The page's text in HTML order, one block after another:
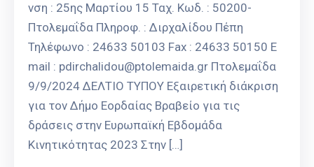
νση : 25ης Μαρτίου 15 Ταχ. Κωδ. : 50200-
Πτολεμαΐδα Πληροφ. : Διρχαλίδου Πέπη
Τηλέφωνο : 24633 50103 Fax : 24633 50150 E
mail : pdirchalidou@ptolemaida.gr Πτολεμαΐδα
9/9/2024 ΔΕΛΤΙΟ ΤΥΠΟΥ Εξαιρετική διάκριση
για τον Δήμο Εορδαίας Βραβείο για τις
δράσεις στην Ευρωπαϊκή Εβδομάδα
Κινητικότητας 2023 Στην […]